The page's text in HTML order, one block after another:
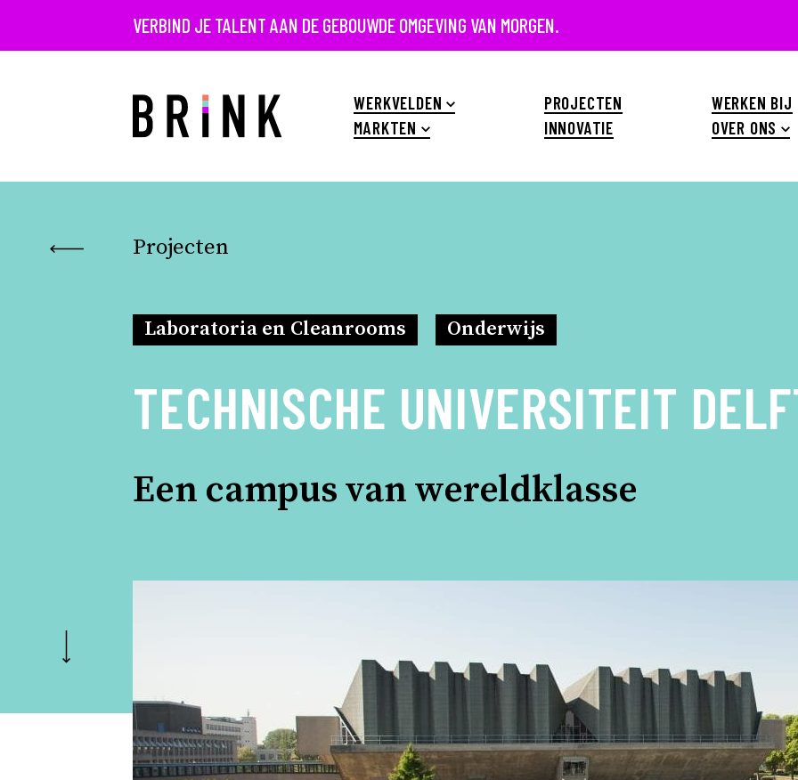
VERBIND JE TALENT AAN DE GEBOUWDE OMGEVING VAN MORGEN.
WERKVELDEN
MARKTEN
PROJECTEN
INNOVATIE
WERKEN BIJ
OVER ONS
Projecten
Laboratoria en Cleanrooms Onderwijs
TECHNISCHE UNIVERSITEIT
Een campus van wereldklasse